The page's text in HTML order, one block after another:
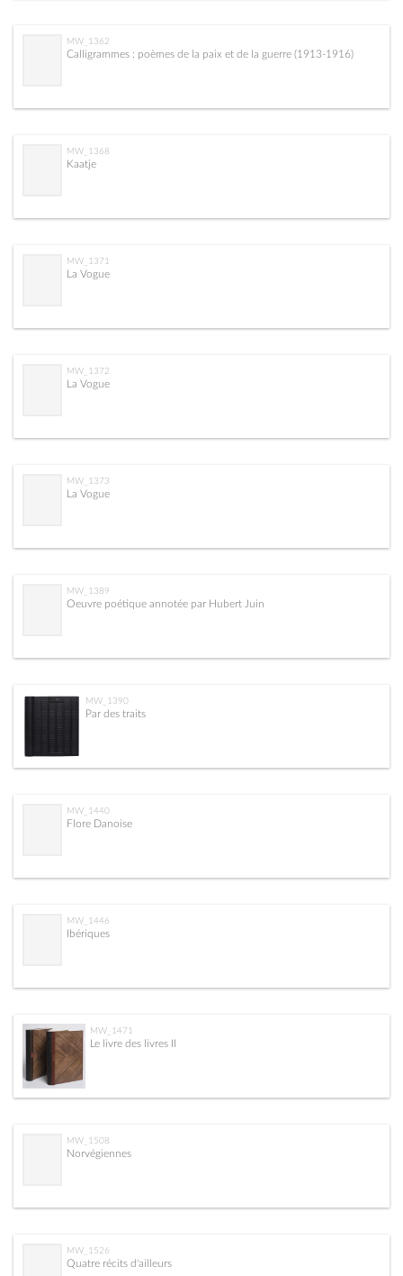
MW_1362
Calligrammes : poèmes de la paix et de la guerre (1913-1916)
MW_1368
Kaatje
MW_1371
La Vogue
MW_1372
La Vogue
MW_1373
La Vogue
MW_1389
Oeuvre poétique annotée par Hubert Juin
MW_1390
Par des traits
MW_1440
Flore Danoise
MW_1446
Ibériques
MW_1471
Le livre des livres II
MW_1508
Norvégiennes
MW_1526
Quatre récits d'ailleurs